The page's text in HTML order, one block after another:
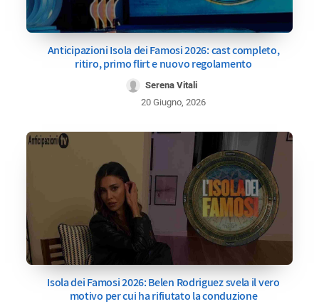
Anticipazioni Isola dei Famosi 2026: cast completo,
ritiro, primo flirt e nuovo regolamento
Serena Vitali
20 Giugno, 2026
Isola dei Famosi 2026: Belen Rodriguez svela il vero
motivo per cui ha rifiutato la conduzione